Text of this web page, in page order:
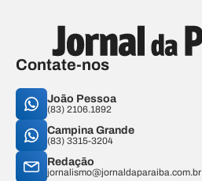
Contate-nos
João Pessoa
(83) 2106.1892
Campina Grande
(83) 3315-3204
Redação
jornalismo@jornaldaparaiba.com.br